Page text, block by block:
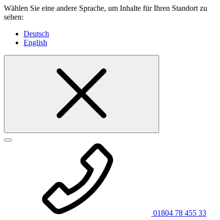
Wählen Sie eine andere Sprache, um Inhalte für Ihren Standort zu
sehen:
Deutsch
English
01804 78 455 33